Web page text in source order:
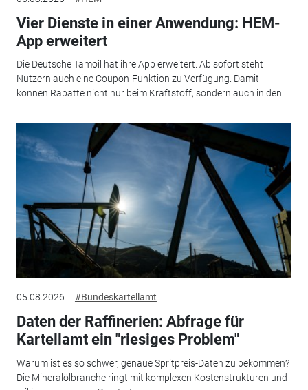
Vier Dienste in einer Anwendung: HEM-
App erweitert
Die Deutsche Tamoil hat ihre App erweitert. Ab sofort steht
Nutzern auch eine Coupon-Funktion zu Verfügung. Damit
können Rabatte nicht nur beim Kraftstoff, sondern auch in den...
05.08.2026 #Bundeskartellamt
Daten der Raffinerien: Abfrage für
Kartellamt ein "riesiges Problem"
Warum ist es so schwer, genaue Spritpreis-Daten zu bekommen?
Die Mineralölbranche ringt mit komplexen Kostenstrukturen und